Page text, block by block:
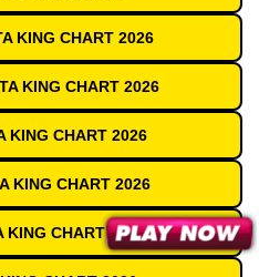
KING CHART 2026
KING CHART 2026
KING CHART 2026
KING CHART 2026
KING CHART 2026